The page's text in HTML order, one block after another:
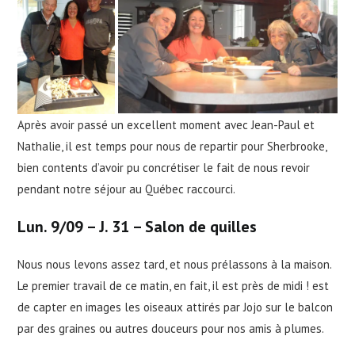
Après avoir passé un excellent moment avec Jean-Paul et
Nathalie, il est temps pour nous de repartir pour Sherbrooke,
bien contents d’avoir pu concrétiser le fait de nous revoir
pendant notre séjour au Québec raccourci.
Lun. 9/09 – J. 31 – Salon de quilles
Nous nous levons assez tard, et nous prélassons à la maison.
Le premier travail de ce matin, en fait, il est près de midi ! est
de capter en images les oiseaux attirés par Jojo sur le balcon
par des graines ou autres douceurs pour nos amis à plumes.